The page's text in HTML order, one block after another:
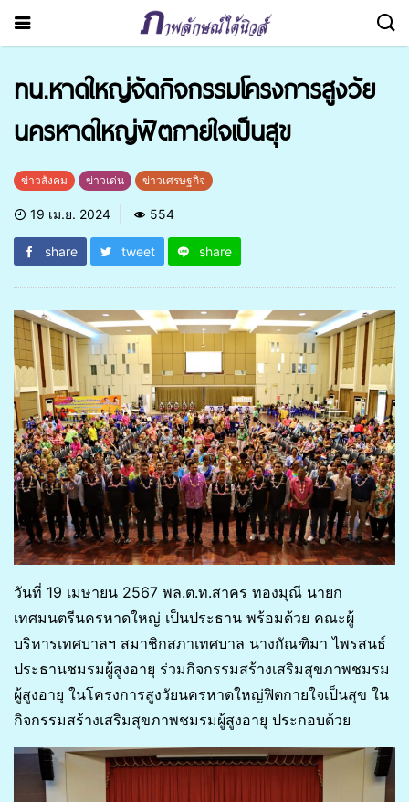
ทน.หาดใหญ่จัดกิจกรรมโครงการสูงวัย
นครหาดใหญ่ฟิตกายใจเป็นสุข
ข่าวสังคม ข่าวเด่น ข่าวเศรษฐกิจ
19 เม.ย. 2024 554
share tweet share
วันที่ 19 เมษายน 2567 พล.ต.ท.สาคร ทองมุณี นายก
เทศมนตรีนครหาดใหญ่ เป็นประธาน พร้อมด้วย คณะผู้
บริหารเทศบาลฯ สมาชิกสภาเทศบาล นางกัณฑิมา ไพรสนธ์
ประธานชมรมผู้สูงอายุ ร่วมกิจกรรมสร้างเสริมสุขภาพชมรม
ผู้สูงอายุ ในโครงการสูงวัยนครหาดใหญ่ฟิตกายใจเป็นสุข ใน
กิจกรรมสร้างเสริมสุขภาพชมรมผู้สูงอายุ ประกอบด้วย